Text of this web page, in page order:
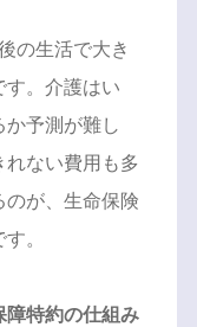
の生活で大き
す。介護はい
予測が難し
れない費用も多
のが、生命保険
。
障特約の仕組み